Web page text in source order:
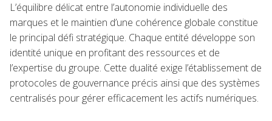
L’équilibre délicat entre l’autonomie individuelle des
marques et le maintien d’une cohérence globale constitue
le principal défi stratégique. Chaque entité développe son
identité unique en profitant des ressources et de
l’expertise du groupe. Cette dualité exige l’établissement de
protocoles de gouvernance précis ainsi que des systèmes
centralisés pour gérer efficacement les actifs numériques.